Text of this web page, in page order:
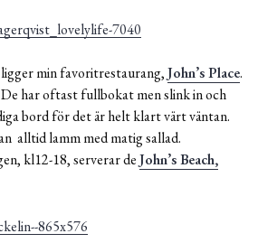
ligger min favoritrestaurang,John’s Place.
har oftast fullbokat men slink in och
bord för det är helt klart värt väntan.
alltid lamm med matig sallad.
kl12-18, serverar deJohn’s Beach,